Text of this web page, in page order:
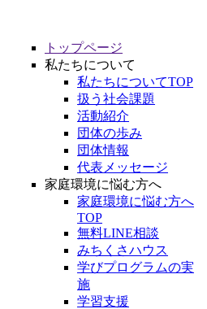
トップページ
私たちについて
私たちについてTOP
扱う社会課題
活動紹介
団体の歩み
団体情報
代表メッセージ
家庭環境に悩む方へ
家庭環境に悩む方へ
TOP
無料LINE相談
みちくさハウス
学びプログラムの実
施
学習支援